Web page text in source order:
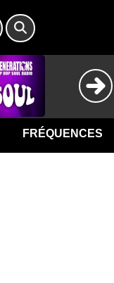
FRÉQUENCES